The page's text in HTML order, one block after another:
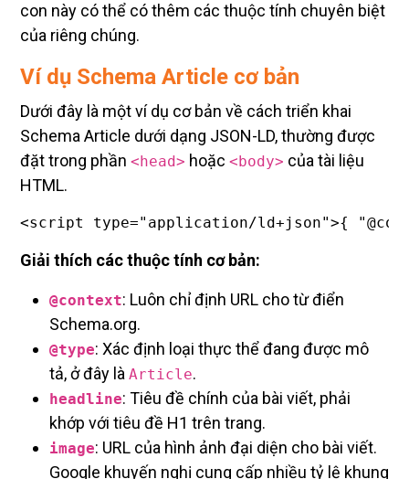
con này có thể có thêm các thuộc tính chuyên biệt
của riêng chúng.
Ví dụ Schema Article cơ bản
Dưới đây là một ví dụ cơ bản về cách triển khai
Schema Article dưới dạng JSON-LD, thường được
đặt trong phần <head> hoặc <body> của tài liệu
HTML.
<script type="application/ld+json">{
Giải thích các thuộc tính cơ bản:
@context: Luôn chỉ định URL cho từ điển
Schema.org.
@type: Xác định loại thực thể đang được mô
tả, ở đây là Article.
headline: Tiêu đề chính của bài viết, phải
khớp với tiêu đề H1 trên trang.
image: URL của hình ảnh đại diện cho bài viết.
Google khuyến nghị cung cấp nhiều tỷ lệ khung